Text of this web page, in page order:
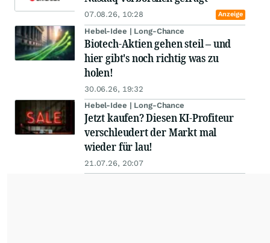
07.08.26, 10:28 Anzeige
Hebel-Idee | Long-Chance
Biotech-Aktien gehen steil – und
hier gibt's noch richtig was zu
holen!
30.06.26, 19:32
Hebel-Idee | Long-Chance
Jetzt kaufen? Diesen KI-Profiteur
verschleudert der Markt mal
wieder für lau!
21.07.26, 20:07